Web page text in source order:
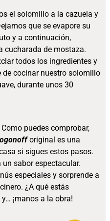
el solomillo a la cazuela y
que se evapore su
y a continuación,
cucharada de mostaza.
todos los ingredientes y
de cocinar nuestro solomillo
durante unos 30
puedes comprobar,
original es una
si sigues estos pasos.
sabor espectacular.
especiales y sorprende a
¿A qué estás
¡manos a la obra!